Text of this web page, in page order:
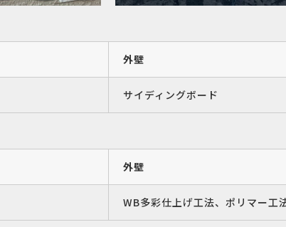
外壁
サイディングボード
外壁
WB多彩仕上げ工法、ポリマー工